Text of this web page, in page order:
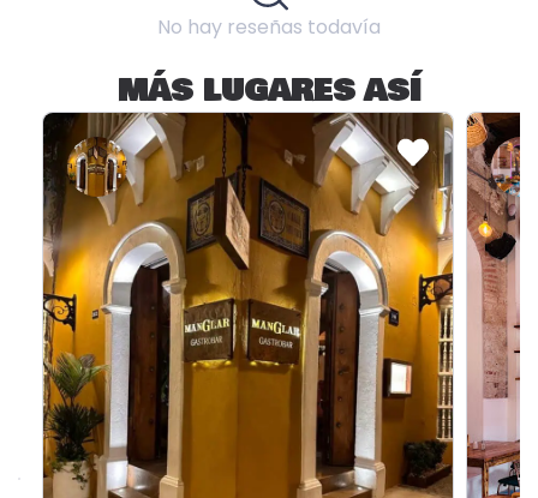
No hay reseñas todavía
MÁS LUGARES ASÍ